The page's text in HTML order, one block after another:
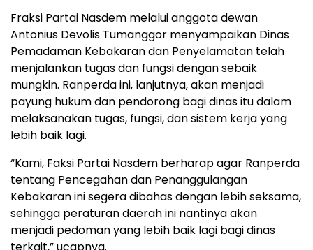
Fraksi Partai Nasdem melalui anggota dewan
Antonius Devolis Tumanggor menyampaikan Dinas
Pemadaman Kebakaran dan Penyelamatan telah
menjalankan tugas dan fungsi dengan sebaik
mungkin. Ranperda ini, lanjutnya, akan menjadi
payung hukum dan pendorong bagi dinas itu dalam
melaksanakan tugas, fungsi, dan sistem kerja yang
lebih baik lagi.
“Kami, Faksi Partai Nasdem berharap agar Ranperda
tentang Pencegahan dan Penanggulangan
Kebakaran ini segera dibahas dengan lebih seksama,
sehingga peraturan daerah ini nantinya akan
menjadi pedoman yang lebih baik lagi bagi dinas